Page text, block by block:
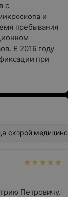
с
и
пребывания
В 2016 году
при
скорой
Петровичу.